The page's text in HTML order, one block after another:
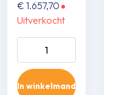
€ 1.657,70
Uitverkocht
WFB/SRC 50 ZT-
W 5,0 kW inclusief
In winkelmand